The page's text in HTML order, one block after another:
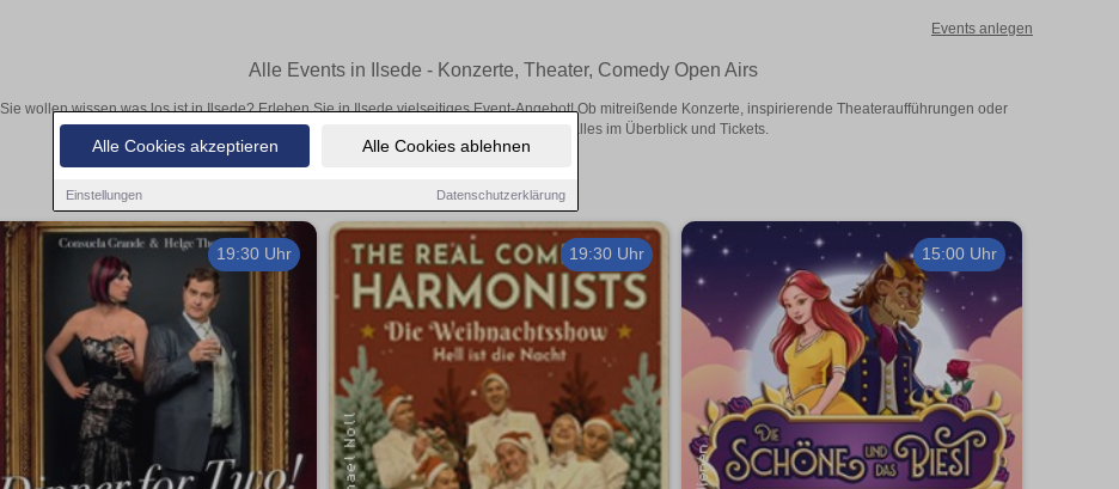
Alle Cookies akzeptieren Alle Cookies ablehnen
Einstellungen Datenschutzerklärung
Events anlegen
Alle Events in Ilsede - Konzerte, Theater, Comedy Open Airs
Sie wollen wissen was los ist in Ilsede? Erleben Sie in Ilsede vielseitiges Event-Angebot! Ob mitreißende Konzerte, inspirierende Theateraufführungen oder
aufregende Veranstaltungen in Ilsede – hier finden alles im Überblick und Tickets.
19:30 Uhr 19:30 Uhr 15:00 Uhr